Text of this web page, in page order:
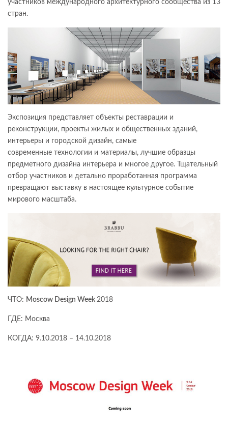
участников международного архитектурного сообщества из 13
стран.
Экспозиция представляет объекты реставрации и
реконструкции, проекты жилых и общественных зданий,
интерьеры и городской дизайн, самые
современные технологии и материалы, лучшие образцы
предметного дизайна интерьера и многое другое. Тщательный
отбор участников и детально проработанная программа
превращают выставку в настоящее культурное событие
мирового масштаба.
ЧТО: Moscow Design Week 2018
ГДЕ: Москва
КОГДА: 9.10.2018 – 14.10.2018